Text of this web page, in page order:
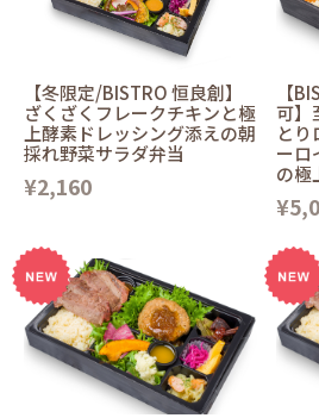
【冬限定/BISTRO 恒良創】
ざくざくフレークチキンと極
上酵素ドレッシング添えの朝
採れ野菜サラダ弁当
¥2,160
【
可】
と
ーロ
の極